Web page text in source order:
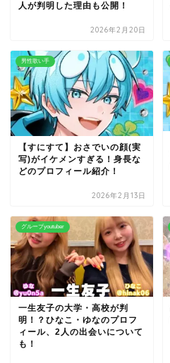
人が判明した理由も公開！
2026年2月20日
男性歌い手
【すにすて】おさでいの顔(実
写)がイケメンすぎる！身長な
どのプロフィール紹介！
2026年2月13日
グループyoutuber
一生友子の大学・高校が判
明！？ひなこ・ゆなのプロフ
ィール、2人の出会いについて
も！